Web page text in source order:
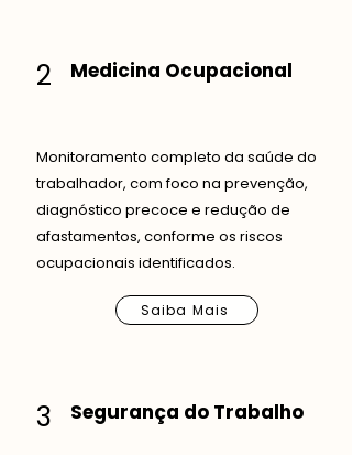
2 Medicina Ocupacional
Monitoramento completo da saúde do
trabalhador, com foco na prevenção,
diagnóstico precoce e redução de
afastamentos, conforme os riscos
ocupacionais identificados.
Saiba Mais
3 Segurança do Trabalho